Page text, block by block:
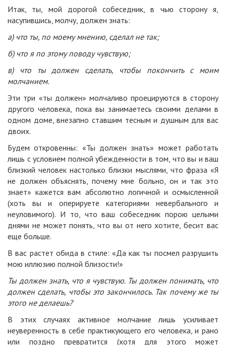
Итак, ты, мой дорогой собеседник, в чью сторону я,
насупившись, молчу, должен знать:
а) что ты, по моему мнению, сделал не так;
б) что я по этому поводу чувствую;
в) что ты должен сделать, чтобы покончить с моим
молчанием.
Эти три «ты должен» молчаливо проецируются в сторону
другого человека, пока вы занимаетесь своими делами в
одном доме, внезапно ставшим тесным и душным для вас
двоих.
Будем откровенны: «Ты должен знать» может работать
лишь с условием полной убежденности в том, что вы и ваш
близкий человек настолько близки мыслями, что фраза «Я
не должен объяснять, почему мне больно, он и так это
знает» кажется вам абсолютно логичной и осмысленной
(хоть вы и оперируете категориями невербального и
неуловимого). И то, что ваш собеседник порою целыми
днями не может понять, что вы от него хотите, бесит вас
еще больше.
В вас растет обида в стиле: «Да как ты посмел разрушить
мою иллюзию полной близости!»
Ты должен знать, что я чувствую. Ты должен понимать, что
должен сделать, чтобы это закончилось. Так почему же ты
этого не делаешь?
В этих случаях активное молчание лишь усиливает
неуверенность в себе практикующего его человека, и рано
или поздно превратится (хотя для этого может